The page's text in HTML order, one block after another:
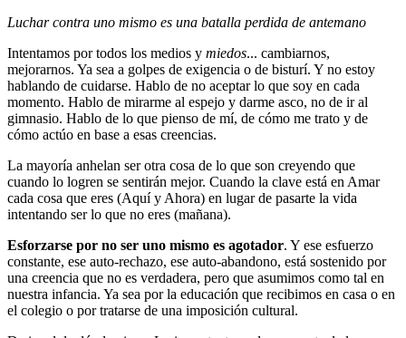
Luchar contra uno mismo es una batalla perdida de antemano
Intentamos por todos los medios y miedos... cambiarnos,
mejorarnos. Ya sea a golpes de exigencia o de bisturí. Y no estoy
hablando de cuidarse. Hablo de no aceptar lo que soy en cada
momento. Hablo de mirarme al espejo y darme asco, no de ir al
gimnasio. Hablo de lo que pienso de mí, de cómo me trato y de
cómo actúo en base a esas creencias.
La mayoría anhelan ser otra cosa de lo que son creyendo que
cuando lo logren se sentirán mejor. Cuando la clave está en Amar
cada cosa que eres (Aquí y Ahora) en lugar de pasarte la vida
intentando ser lo que no eres (mañana).
Esforzarse por no ser uno mismo es agotador. Y ese esfuerzo
constante, ese auto-rechazo, ese auto-abandono, está sostenido por
una creencia que no es verdadera, pero que asumimos como tal en
nuestra infancia. Ya sea por la educación que recibimos en casa o en
el colegio o por tratarse de una imposición cultural.